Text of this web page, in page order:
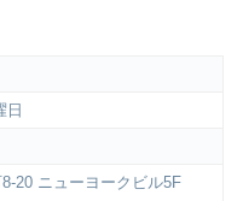
日
20 ニューヨークビル5F